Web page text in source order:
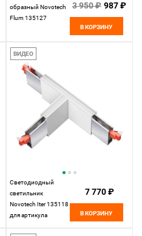
образный Novotech
Flum 135127
3 950 ₽ 987 ₽
В КОРЗИНУ
ВИДЕО
Светодиодный
светильник
Novotech Iter 135118
для артикула
7 770 ₽
В КОРЗИНУ